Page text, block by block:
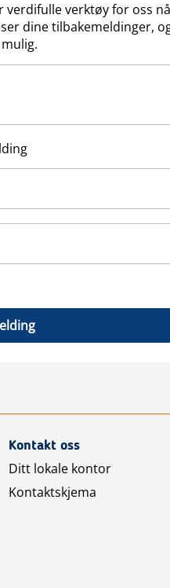
verktøy for oss
dine tilbakemeldinger,
Kontakt oss
Ditt lokale kontor
Kontaktskjema